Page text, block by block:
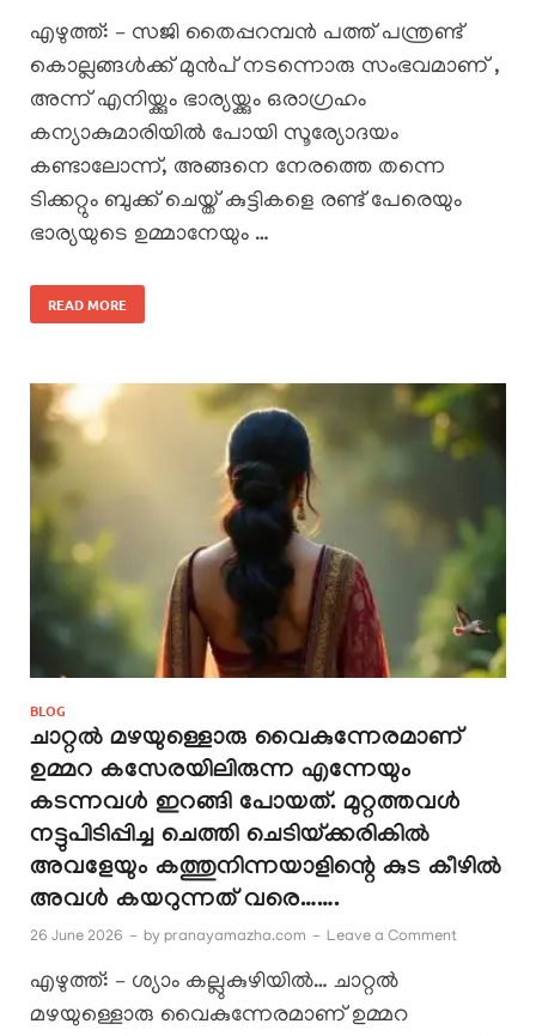
എഴുത്ത്: – സജി തൈപ്പറമ്പൻ പത്ത് പന്ത്രണ്ട്
കൊല്ലങ്ങൾക്ക് മുൻപ് നടന്നൊരു സംഭവമാണ് ,
അന്ന് എനിയ്ക്കും ഭാര്യയ്ക്കും ഒരാഗ്രഹം
കന്യാകുമാരിയിൽ പോയി സൂര്യോദയം
കണ്ടാലോന്ന്, അങ്ങനെ നേരത്തെ തന്നെ
ടിക്കറ്റും ബുക്ക് ചെയ്ത് കുട്ടികളെ രണ്ട് പേരെയും
ഭാര്യയുടെ ഉമ്മാനേയും …
READ MORE
BLOG
ചാറ്റൽ മഴയുള്ളൊരു വൈകുന്നേരമാണ്
ഉമ്മറ കസേരയിലിരുന്ന എന്നേയും
കടന്നവൾ ഇറങ്ങി പോയത്. മുറ്റത്തവൾ
നട്ടുപിടിപ്പിച്ച ചെത്തി ചെടിയ്‌ക്കരികിൽ
അവളേയും കത്തുനിന്നയാളിന്റെ കുട കീഴിൽ
അവൾ കയറുന്നത് വരെ…….
26 June 2026 - by pranayamazha.com - Leave a Comment
എഴുത്ത്: – ശ്യാം കല്ലുകുഴിയിൽ… ചാറ്റൽ
മഴയുള്ളൊരു വൈകുന്നേരമാണ് ഉമ്മറ